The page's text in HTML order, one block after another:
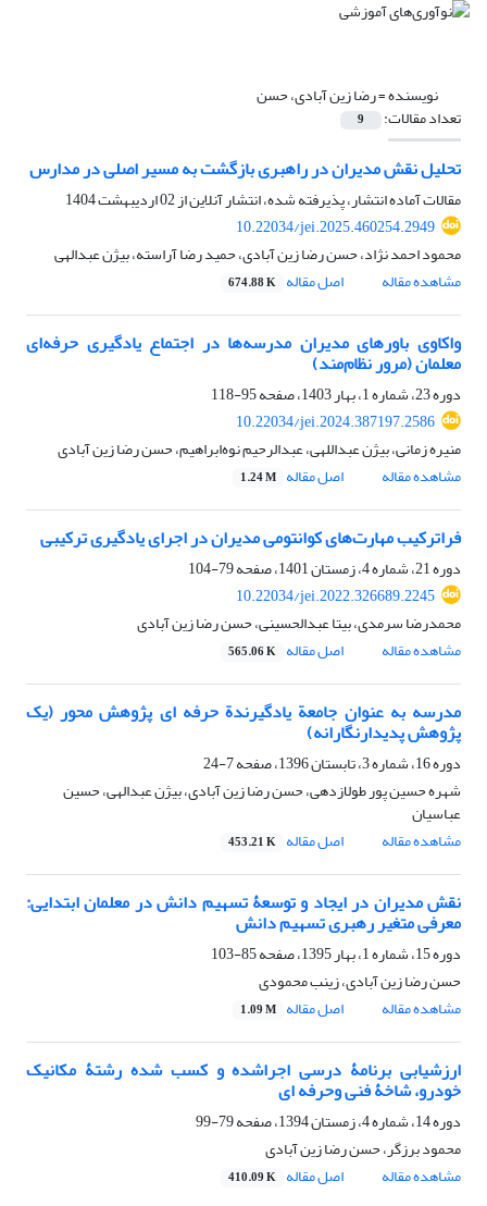
نویسنده =رضا زین آبادی، حسن
تعداد مقالات: 9
تحلیل نقش مدیران در راهبری بازگشت به مسیر اصلی در مدارس
مقالات آماده انتشار، پذیرفته شده، انتشار آنلاین از02 اردیبهشت 1404
10.22034/jei.2025.460254.2949
محمود احمد نژاد، حسن رضا زین آبادی، حمید رضا آراسته، بیژن عبدالهی
مشاهده مقاله
اصل مقاله 674.88 K
واکاوی باورهای مدیران مدرسه‌ها در اجتماع یادگیری حرفه‌ای
معلمان (مرور نظام‌مند)
دوره 23، شماره 1، بهار 1403، صفحه
95-118
10.22034/jei.2024.387197.2586
منیره زمانی، بیژن عبداللهی، عبدالرحیم نوه‌ابراهیم، حسن رضا زین آبادی
مشاهده مقاله
اصل مقاله 1.24 M
فراترکیب مهارت‌های کوانتومی مدیران در اجرای یادگیری ترکیبی
دوره 21، شماره 4، زمستان 1401، صفحه
79-104
10.22034/jei.2022.326689.2245
محمدرضا سرمدی، بیتا عبدالحسینی، حسن رضا زین آبادی
مشاهده مقاله
اصل مقاله 565.06 K
مدرسه به عنوان جامعة یادگیرندة حرفه ای پژوهش محور (یک
پژوهش پدیدارنگارانه)
دوره 16، شماره 3، تابستان 1396، صفحه
7-24
شهره حسین پور طولازدهی، حسن رضا زین آبادی، بیژن عبدالهی، حسین
عباسیان
مشاهده مقاله
اصل مقاله 453.21 K
نقش مدیران در ایجاد و توسعۀ تسهیم دانش در معلمان ابتدایی:
معرفی متغیر رهبری تسهیم دانش
دوره 15، شماره 1، بهار 1395، صفحه
85-103
حسن رضا زین آبادی، زینب محمودی
مشاهده مقاله
اصل مقاله 1.09 M
ارزشیابی برنامۀ درسی اجراشده و کسب شده رشتۀ مکانیک
خودرو، شاخۀ فنی وحرفه ای
دوره 14، شماره 4، زمستان 1394، صفحه
79-99
محمود برزگر، حسن رضا زین آبادی
مشاهده مقاله
اصل مقاله 410.09 K